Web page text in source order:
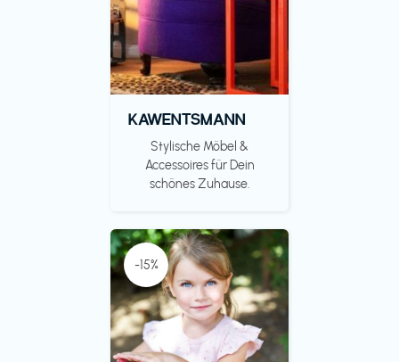
KAWENTSMANN
Stylische Möbel &
Accessoires für Dein
schönes Zuhause.
-15%